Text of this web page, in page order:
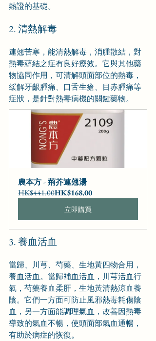
熱證的基礎。
2. 清熱解毒
連翹苦寒，能清熱解毒，消腫散結，對
熱毒蘊結之症有良好療效。它與其他藥
物協同作用，可清解頭面部位的熱毒，
緩解牙齦腫痛、口舌生瘡、目赤腫痛等
症狀，是針對熱毒病機的關鍵藥物。
農本方 - 荊芥連翹湯
HK$441.00HK$168.00
立即購買
3. 養血活血
當歸、川芎、芍藥、生地黃四物合用，
養血活血。當歸補血活血，川芎活血行
氣，芍藥養血柔肝，生地黃清熱涼血養
陰。它們一方面可防止風邪熱毒耗傷陰
血，另一方面能調理氣血，改善因熱毒
導致的氣血不暢，使頭面部氣血通暢，
有助於病症的恢復。